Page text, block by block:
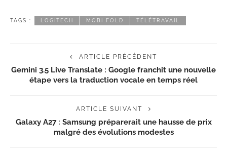
TAGS : LOGITECH MOBI FOLD TÉLÉTRAVAIL
ARTICLE PRÉCÉDENT
Gemini 3.5 Live Translate : Google franchit une nouvelle
étape vers la traduction vocale en temps réel
ARTICLE SUIVANT
Galaxy A27 : Samsung préparerait une hausse de prix
malgré des évolutions modestes